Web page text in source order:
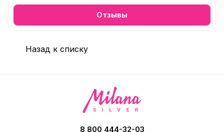
Отзывы
Назад к списку
8 800 444-32-03